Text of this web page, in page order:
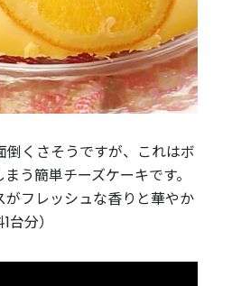
くさそうですが、これはボ
う簡単チーズケーキです。
フレッシュな香りと華やか
分）